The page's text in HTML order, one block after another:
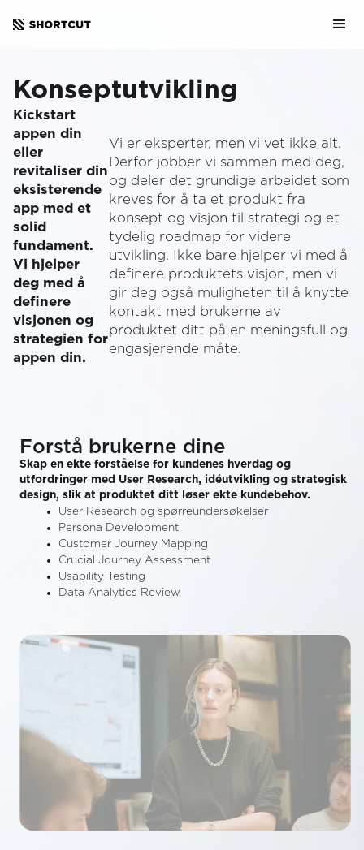
Konseptutvikling
Kickstart
appen din
eller
revitaliser din
eksisterende
app med et
solid
fundament.
Vi hjelper
deg med å
definere
visjonen og
strategien for
appen din.
Vi er eksperter, men vi vet ikke alt.
Derfor jobber vi sammen med deg,
og deler det grundige arbeidet som
kreves for å ta et produkt fra
konsept og visjon til strategi og et
tydelig roadmap for videre
utvikling. Ikke bare hjelper vi med å
definere produktets visjon, men vi
gir deg også muligheten til å knytte
kontakt med brukerne av
produktet ditt på en meningsfull og
engasjerende måte.
Forstå brukerne dine
Skap en ekte forståelse for kundenes hverdag og
utfordringer med User Research, idéutvikling og strategisk
design, slik at produktet ditt løser ekte kundebehov.
User Research og spørreundersøkelser
Persona Development
Customer Journey Mapping
Crucial Journey Assessment
Usability Testing
Data Analytics Review